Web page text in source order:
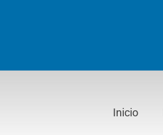
Inicio